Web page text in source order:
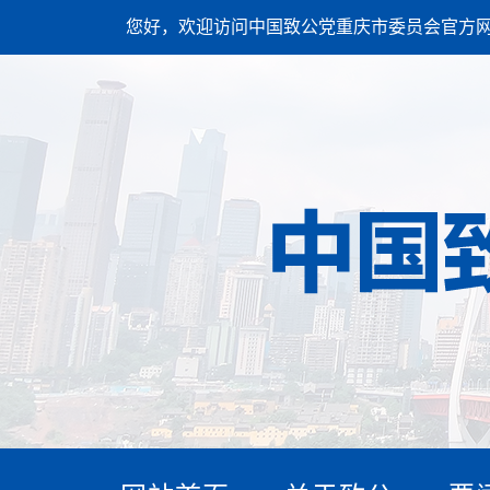
您好，欢迎访问中国致公党重庆市委员会官方